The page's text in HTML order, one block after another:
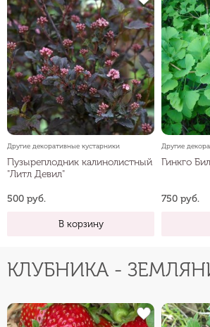
Другие декоративные кустарники
Пузыреплодник калинолистный
"Литл Девил"
500 руб.
В корзину
Другие
Гинкго
750 руб.
КЛУБНИКА -